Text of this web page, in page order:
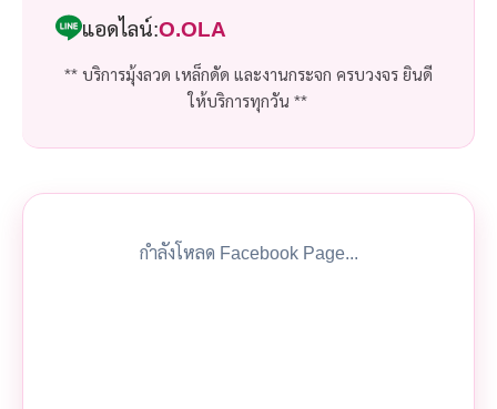
แอดไลน์:O.OLA
** บริการมุ้งลวด เหล็กดัด และงานกระจก ครบวงจร ยินดี
ให้บริการทุกวัน **
กำลังโหลด Facebook Page...